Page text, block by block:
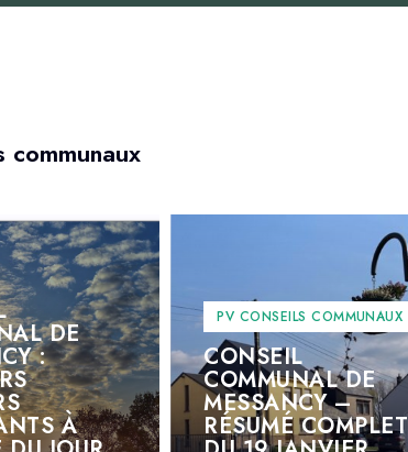
communaux
DE
:
À
PV CONSEILS COMMUNAUX
CONSEIL
COMMUNAL DE
MESSANCY –
RÉSUMÉ COMPLET